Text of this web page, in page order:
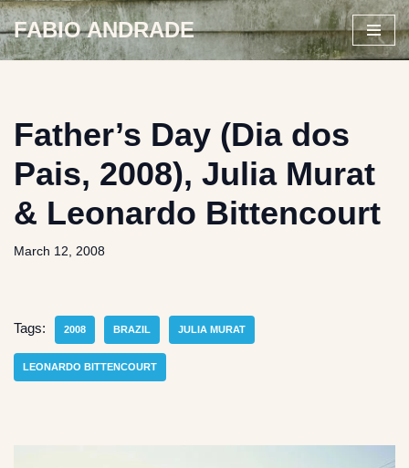
Skip
FABIO ANDRADE
Father’s Day (Dia dos
Pais, 2008), Julia Murat
& Leonardo Bittencourt
March 12, 2008
Tags: 2008 BRAZIL JULIA MURAT
LEONARDO BITTENCOURT